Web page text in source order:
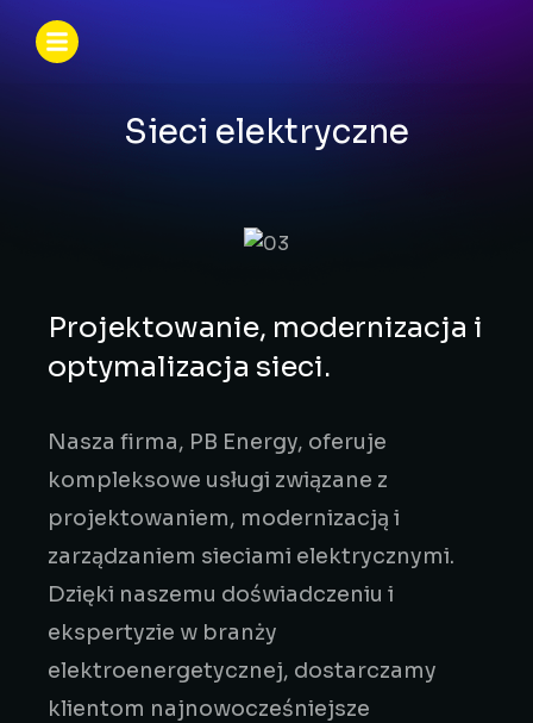
Sieci elektryczne
Projektowanie, modernizacja i
optymalizacja sieci.
Nasza firma, PB Energy, oferuje
kompleksowe usługi związane z
projektowaniem, modernizacją i
zarządzaniem sieciami elektrycznymi.
Dzięki naszemu doświadczeniu i
ekspertyzie w branży
elektroenergetycznej, dostarczamy
klientom najnowocześniejsze